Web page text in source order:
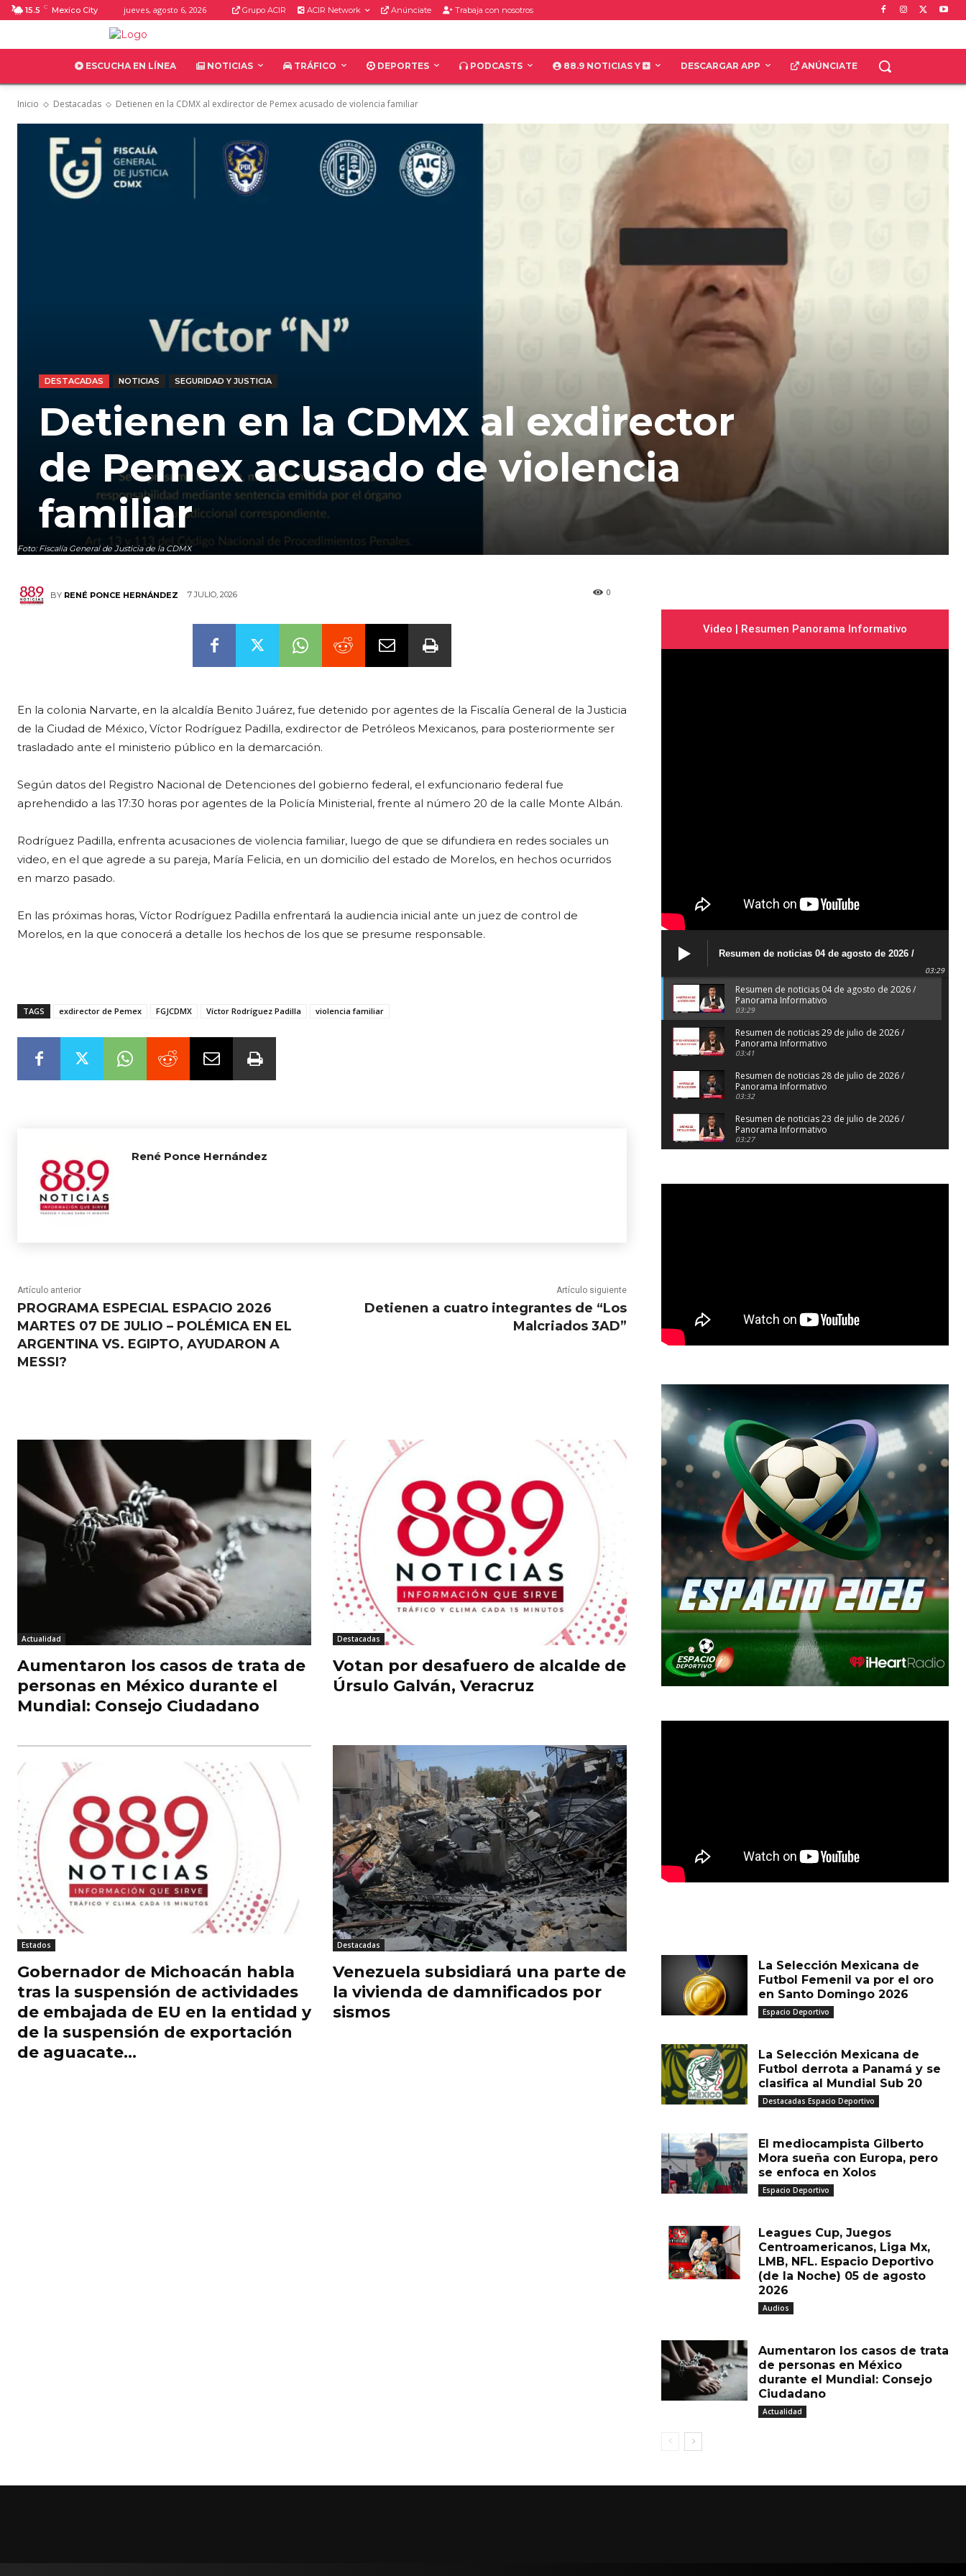
15.5 C Mexico City jueves, agosto 6, 2026 Grupo ACIR ACIR Network Anúnciate Trabaja con nosotros
ESCUCHA EN LÍNEA NOTICIAS TRÁFICO DEPORTES PODCASTS 88.9 NOTICIAS Y DESCARGAR APP ANÚNCIATE
Inicio Destacadas Detienen en la CDMX al exdirector de Pemex acusado de violencia familiar
Foto: Fiscalía General de Justicia de la CDMX
DESTACADAS NOTICIAS SEGURIDAD Y JUSTICIA
Detienen en la CDMX al exdirector
de Pemex acusado de violencia
familiar
BY RENÉ PONCE HERNÁNDEZ 7 JULIO, 2026 0
En la colonia Narvarte, en la alcaldía Benito Juárez, fue detenido por agentes de la Fiscalía General de la Justicia
de la Ciudad de México, Víctor Rodríguez Padilla, exdirector de Petróleos Mexicanos, para posteriormente ser
trasladado ante el ministerio público en la demarcación.
Según datos del Registro Nacional de Detenciones del gobierno federal, el exfuncionario federal fue
aprehendido a las 17:30 horas por agentes de la Policía Ministerial, frente al número 20 de la calle Monte Albán.
Rodríguez Padilla, enfrenta acusaciones de violencia familiar, luego de que se difundiera en redes sociales un
video, en el que agrede a su pareja, María Felicia, en un domicilio del estado de Morelos, en hechos ocurridos
en marzo pasado.
En las próximas horas, Víctor Rodríguez Padilla enfrentará la audiencia inicial ante un juez de control de
Morelos, en la que conocerá a detalle los hechos de los que se presume responsable.
TAGS exdirector de Pemex FGJCDMX Víctor Rodríguez Padilla violencia familiar
René Ponce Hernández
Artículo anterior
PROGRAMA ESPECIAL ESPACIO 2026
MARTES 07 DE JULIO – POLÉMICA EN EL
ARGENTINA VS. EGIPTO, AYUDARON A
MESSI?
Artículo siguiente
Detienen a cuatro integrantes de “Los
Malcriados 3AD”
Actualidad
Aumentaron los casos de trata de
personas en México durante el
Mundial: Consejo Ciudadano
Destacadas
Votan por desafuero de alcalde de
Úrsulo Galván, Veracruz
Estados
Gobernador de Michoacán habla
tras la suspensión de actividades
de embajada de EU en la entidad y
de la suspensión de exportación
de aguacate...
Destacadas
Venezuela subsidiará una parte de
la vivienda de damnificados por
sismos
Video | Resumen Panorama Informativo
Resumen de noticias 04 de agosto de 2026 /
03:29
Resumen de noticias 04 de agosto de 2026 /
Panorama Informativo
03:29
Resumen de noticias 29 de julio de 2026 /
Panorama Informativo
03:41
Resumen de noticias 28 de julio de 2026 /
Panorama Informativo
03:32
Resumen de noticias 23 de julio de 2026 /
Panorama Informativo
03:27
04:18
La Selección Mexicana de
Futbol Femenil va por el oro
en Santo Domingo 2026
Espacio Deportivo
La Selección Mexicana de
Futbol derrota a Panamá y se
clasifica al Mundial Sub 20
Destacadas Espacio Deportivo
El mediocampista Gilberto
Mora sueña con Europa, pero
se enfoca en Xolos
Espacio Deportivo
Leagues Cup, Juegos
Centroamericanos, Liga Mx,
LMB, NFL. Espacio Deportivo
(de la Noche) 05 de agosto
2026
Audios
Aumentaron los casos de trata
de personas en México
durante el Mundial: Consejo
Ciudadano
Actualidad